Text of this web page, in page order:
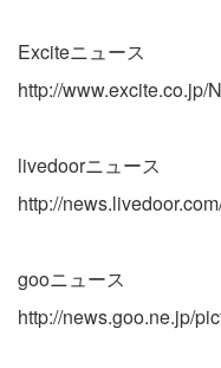
Exciteニュース
http://www.excite.co.jp/
livedoorニュース
http://
gooニュース
http://news.goo.ne.jp/